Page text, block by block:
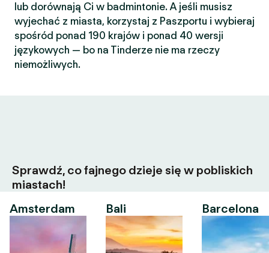
lub dorównają Ci w badmintonie. A jeśli musisz
wyjechać z miasta, korzystaj z Paszportu i wybieraj
spośród ponad 190 krajów i ponad 40 wersji
językowych — bo na Tinderze nie ma rzeczy
niemożliwych.
Sprawdź, co fajnego dzieje się w pobliskich
miastach!
Amsterdam
Bali Barcelona